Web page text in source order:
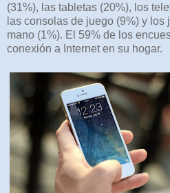
(31%), las tabletas (20%), los
las consolas de juego (9%) y los
mano (1%). El 59% de los
conexión a Internet en su hogar.